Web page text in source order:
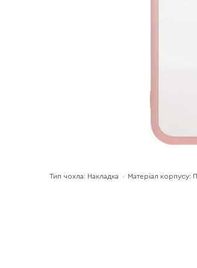
Тип чохла: Накладка Матеріал корпусу: